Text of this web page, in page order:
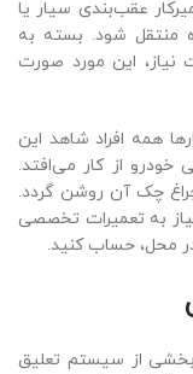
عقب‌بندی سیار یا
منتقل شود. بسته به
این مورد صورت
همه افراد شاهد این
خودرو از کار می‌افتد.
چک آن روشن گردد.
به تعمیرات تخصصی
محل، حساب کنید.
از سیستم تعلیق